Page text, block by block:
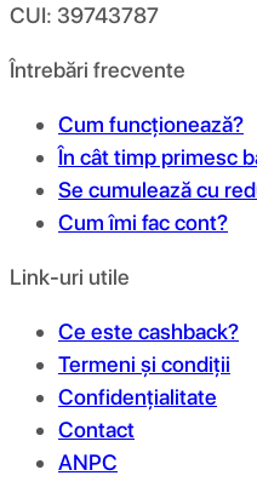
CUI: 39743787
Întrebări frecvente
Cum funcționează?
În cât timp primesc
Se cumulează cu
Cum îmi fac cont?
Link-uri utile
Ce este cashback?
Termeni și condiții
Confidențialitate
Contact
ANPC